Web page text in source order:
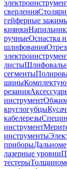
сверления
гейферные
киянки
ручныеОснастка
шлифования
листы
сегменты
шины
резания
инструмент
круглогубцы
кабелерезы
инструмент
инструменты
приборы
лазерные уровни
тестеры